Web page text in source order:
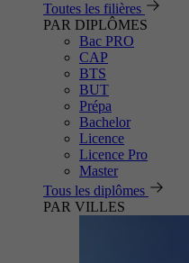
Toutes les filières
PAR DIPLÔMES
Bac PRO
CAP
BTS
BUT
Prépa
Bachelor
Licence
Licence Pro
Master
Tous les diplômes
PAR VILLES